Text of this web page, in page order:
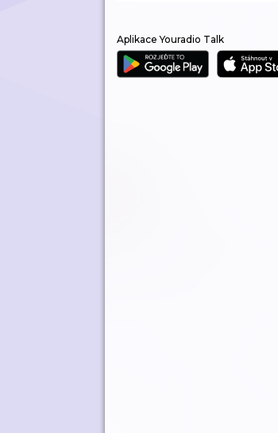
Aplikace Youradio Talk